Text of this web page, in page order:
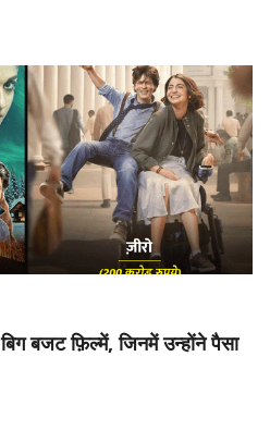
बिग बजट फ़िल्में, जिनमें उन्होंने पैसा